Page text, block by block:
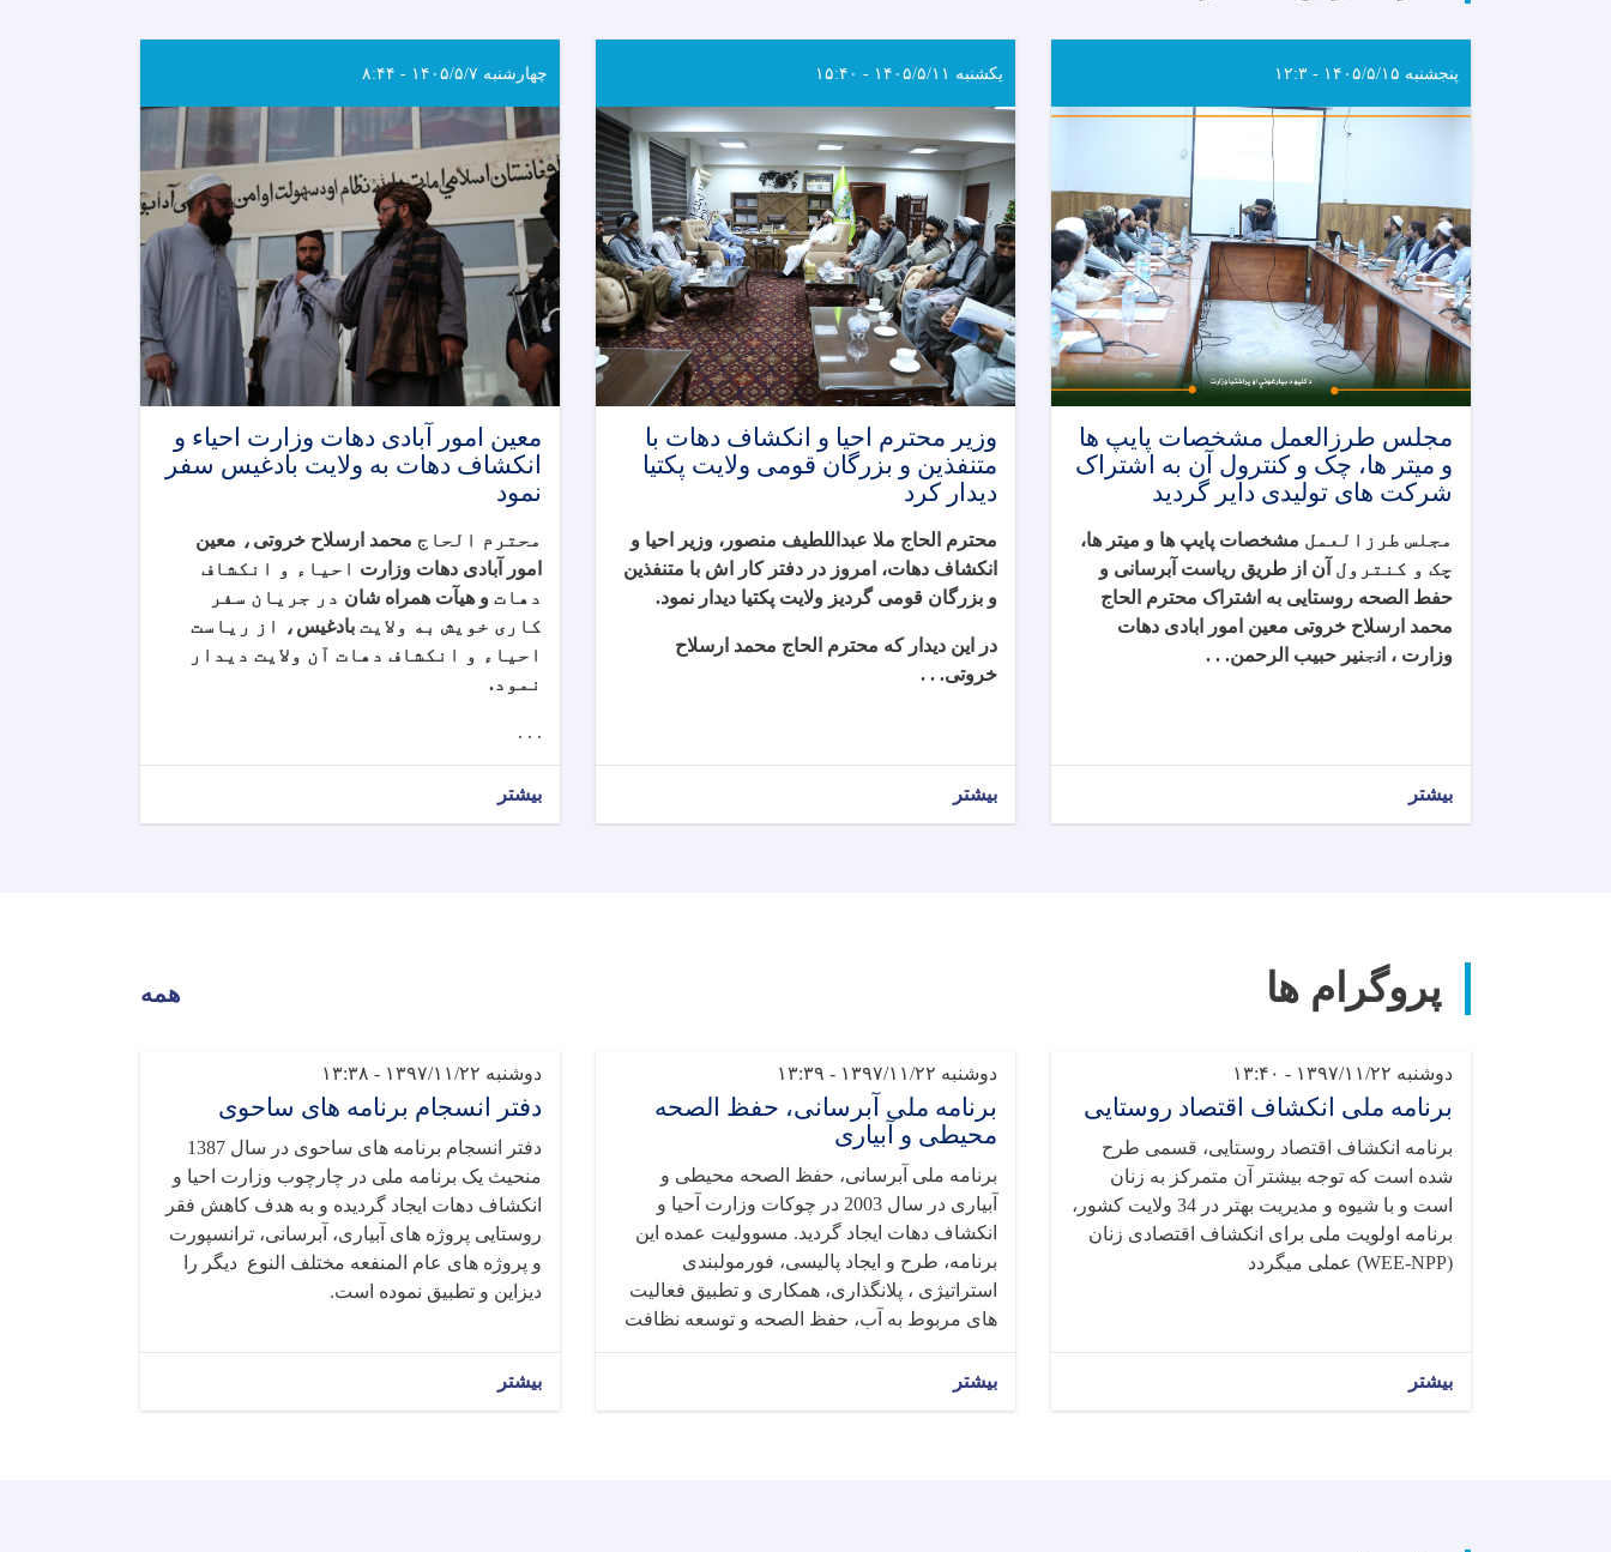
پنجشنبه ۱۴۰۵/۵/۱۵ - ۱۲:۳
مجلس طرزالعمل مشخصات پایپ ها
و میتر ها، چک و کنترول آن به اشتراک
شرکت های تولیدی دایر گردید
مجلس طرزالعمل مشخصات پایپ ها و میتر ها،
چک و کنترول آن از طریق ریاست آبرسانی و
حفط الصحه روستایی به اشتراک محترم الحاج
محمد ارسلاح خروتی معین امور ابادی دهات
وزارت ، انجنیر حبیب الرحمن. . .
بیشتر
یکشنبه ۱۴۰۵/۵/۱۱ - ۱۵:۴۰
وزیر محترم احیا و انکشاف دهات با
متنفذین و بزرگان قومی ولایت پکتیا
دیدار کرد
محترم الحاج ملا عبداللطیف منصور، وزیر احیا و
انکشاف دهات، امروز در دفتر کار اش با متنفذین
و بزرگان قومی گردیز ولایت‌ پکتیا دیدار نمود.
در این دیدار که محترم الحاج محمد ارسلاح
خروتی. . .
بیشتر
چهارشنبه ۱۴۰۵/۵/۷ - ۸:۴۴
معین امور آبادی دهات وزارت احیاء و
انکشاف دهات به ولایت بادغیس سفر
نمود
محترم الحاج محمد ارسلاح خروتی ، معین
امور آبادی دهات وزارت احیاء و انکشاف
دهات و هیآت همراه شان در جریان سفر
کاری خویش به ولایت بادغیس ، از ریاست
احیاء و انکشاف دهات آن ولایت دیدار
نمود.
. . .
بیشتر
پروگرام ها همه
دوشنبه ۱۳۹۷/۱۱/۲۲ - ۱۳:۴۰
برنامه ملی انکشاف اقتصاد روستایی
برنامه انکشاف اقتصاد روستایی، قسمی طرح
شده است که توجه بیشتر آن متمرکز به زنان
است و با شیوه و مدیریت بهتر در 34 ولایت کشور،
برنامه اولویت ملی برای انکشاف اقتصادی زنان
(WEE-NPP) عملی میگردد
بیشتر
دوشنبه ۱۳۹۷/۱۱/۲۲ - ۱۳:۳۹
برنامه ملی آبرسانی، حفظ الصحه
محیطی و آبیاری
برنامه ملی آبرسانی، حفظ الصحه محیطی و
آبیاری در سال 2003 در چوکات وزارت آحیا و
انکشاف دهات ایجاد گردید. مسوولیت عمده این
برنامه، طرح و ایجاد پالیسی، فورمولبندی
استراتیژی ، پلانگذاری، همکاری و تطبیق فعالیت
های مربوط به آب، حفظ الصحه و توسعه نظافت
بیشتر
دوشنبه ۱۳۹۷/۱۱/۲۲ - ۱۳:۳۸
دفتر انسجام برنامه های ساحوی
دفتر انسجام برنامه های ساحوی در سال 1387
منحیث یک برنامه ملی در چارچوب وزارت احیا و
انکشاف دهات ایجاد گردیده و به هدف کاهش فقر
روستایی پروژه های آبیاری، آبرسانی، ترانسپورت
و پروژه های عام المنفعه مختلف النوع دیگر را
دیزاین و تطبیق نموده است.
بیشتر